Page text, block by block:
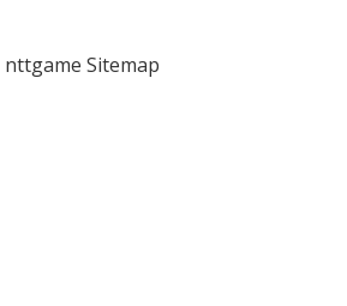
nttgame Sitemap